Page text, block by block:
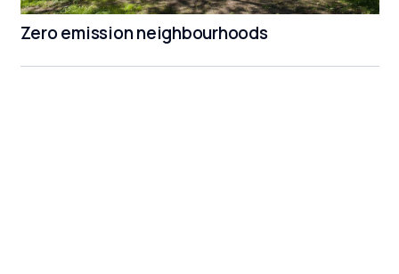
Zero emission neighbourhoods